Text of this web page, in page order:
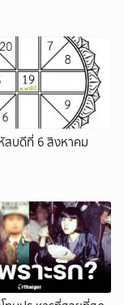
บดีที่ 6 สิงหาคม